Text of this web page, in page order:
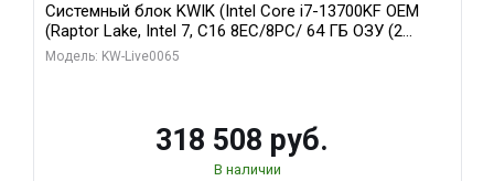
Системный блок KWIK (Intel Core i7-13700KF OEM
(Raptor Lake, Intel 7, C16 8EC/8PC/ 64 ГБ ОЗУ (2
модуля)/ ASUS RTX5080 PROART OC 16GB GDDR7
Модель: KW-Live0065
318 508 руб.
В наличии